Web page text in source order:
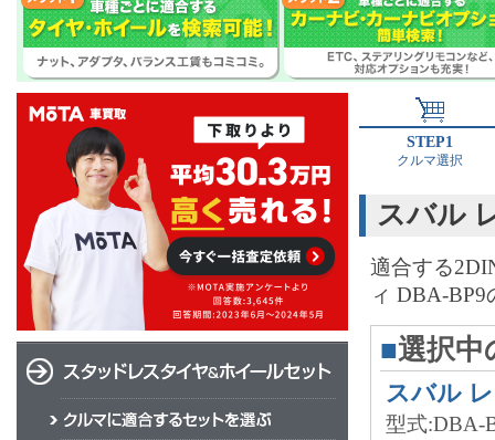
STEP1
クルマ選択
スバル
適合する
ィ DBA-
■選択中
スバル
型式:DBA-